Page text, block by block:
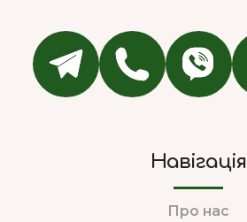
Навігація
Про нас